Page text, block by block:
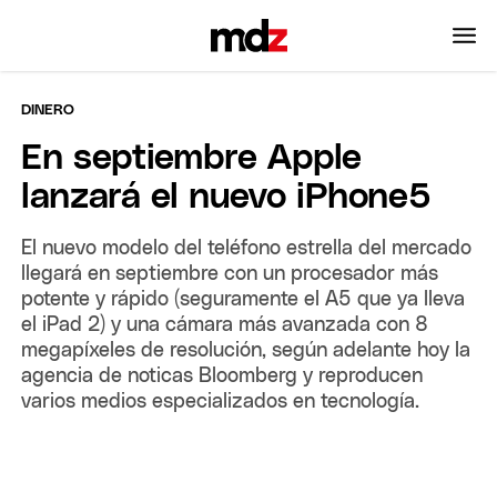
DINERO
En septiembre Apple
lanzará el nuevo iPhone5
El nuevo modelo del teléfono estrella del mercado
llegará en septiembre con un procesador más
potente y rápido (seguramente el A5 que ya lleva
el iPad 2) y una cámara más avanzada con 8
megapíxeles de resolución, según adelante hoy la
agencia de noticas Bloomberg y reproducen
varios medios especializados en tecnología.